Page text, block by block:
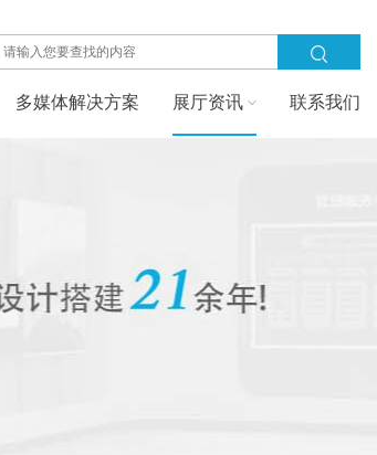
多媒体解决方案 展厅资讯 联系我们